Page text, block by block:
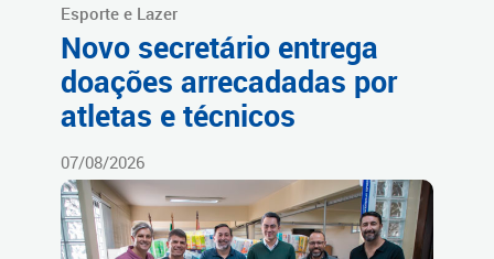
Esporte e Lazer
Novo secretário entrega
doações arrecadadas por
atletas e técnicos
07/08/2026